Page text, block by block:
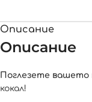
Описание
Описание
Поглезете вашето
кокал!